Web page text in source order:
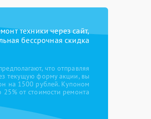
техники через сайт,
бессрочная скидка
что отправляя
текущую форму акции, вы
на 1500 рублей. Купоном
от стоимости ремонта